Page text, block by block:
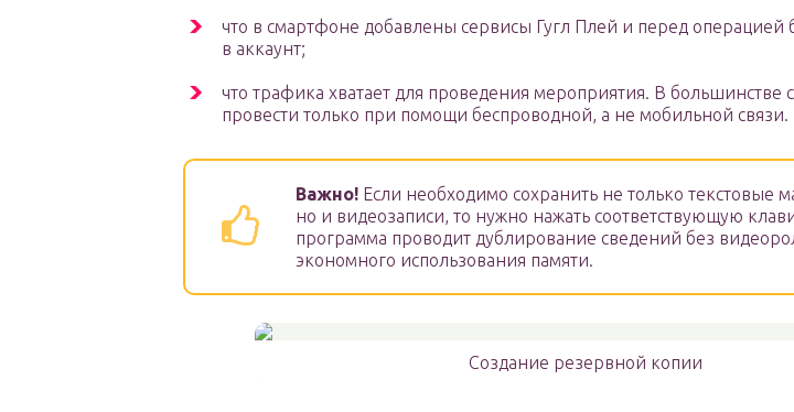
что в смартфоне добавлены сервисы Гугл Плей и перед операцией
в аккаунт;
что трафика хватает для проведения мероприятия. В большинстве
провести только при помощи беспроводной, а не мобильной связи.
Важно! Если необходимо сохранить не только текстовые
но и видеозаписи, то нужно нажать соответствующую
программа проводит дублирование сведений без
экономного использования памяти.
Создание резервной копии